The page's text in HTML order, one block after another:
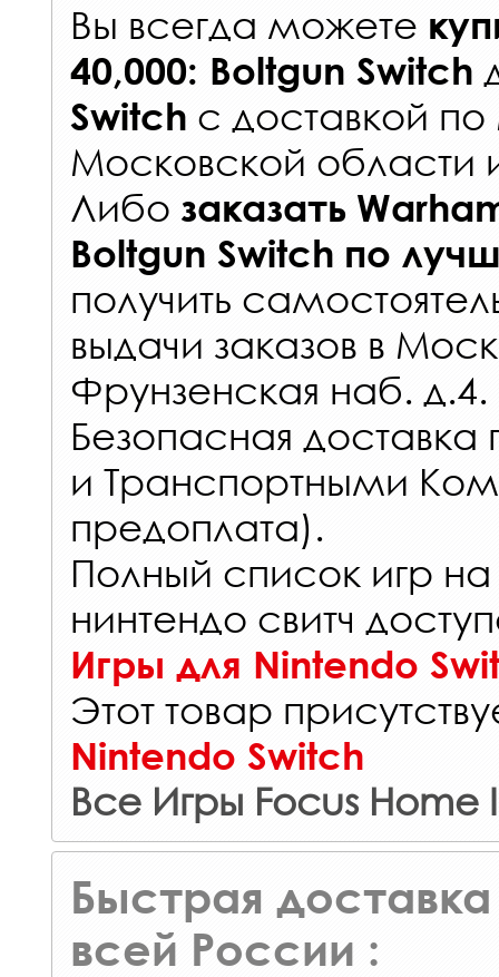
Вы всегда можете
40,000: Boltgun Switch
Switch с доставкой
Московской области
Либо заказать
Boltgun Switch по
получить
выдачи заказов в
Фрунзенская наб. д.4.
Безопасная
и Транспортными
предоплата).
Полный список игр
нинтендо свитч
Игры для Nintendo
Этот товар
Nintendo Switch
Все Игры Focus
Быстрая доставка
всей России :